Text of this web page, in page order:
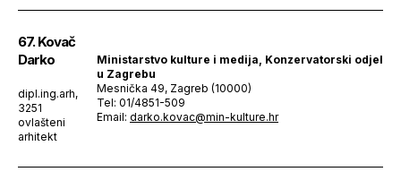
67. Kovač
Darko
dipl.ing.arh,
3251
ovlašteni
arhitekt
Ministarstvo kulture i medija, Konzervatorski odjel
u Zagrebu
Mesnička 49, Zagreb (10000)
Tel: 01/4851-509
Email: darko.kovac@min-kulture.hr